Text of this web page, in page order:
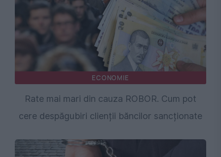
ECONOMIE
Rate mai mari din cauza ROBOR. Cum pot
cere despăgubiri clienții băncilor sancționate